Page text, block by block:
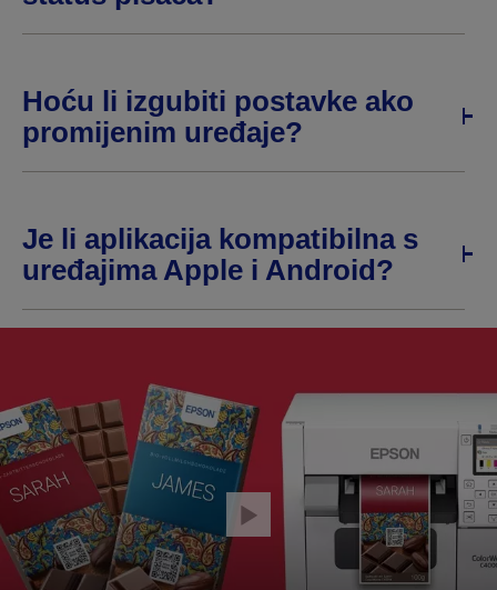
Hoću li izgubiti postavke ako
promijenim uređaje?
Je li aplikacija kompatibilna s
uređajima Apple i Android?